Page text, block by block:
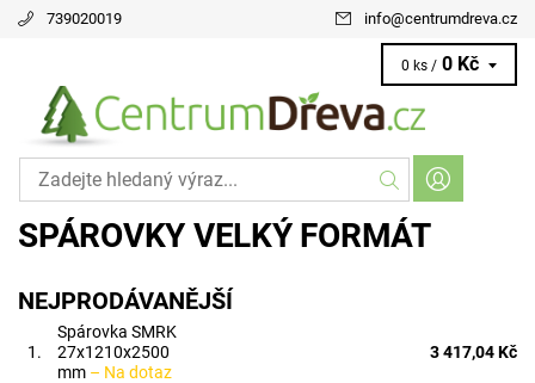
739020019 info@centrumdreva.cz
0 ks / 0 Kč
SPÁROVKY VELKÝ FORMÁT
NEJPRODÁVANĚJŠÍ
1.
Spárovka SMRK
27x1210x2500
mm – Na dotaz
3 417,04 Kč